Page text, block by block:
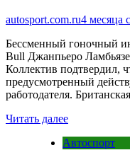
autosport.com.ru4 месяца
Бессменный гоночный
Bull Джанпьеро
Коллектив подтвердил,
предусмотренный
работодателя.
Читать далее
Автоспорт